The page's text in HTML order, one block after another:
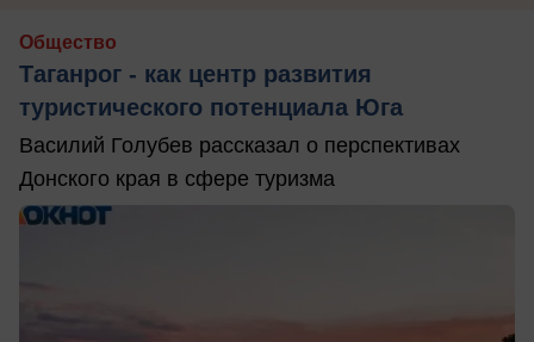
Общество
Таганрог - как центр развития
туристического потенциала Юга
Василий Голубев рассказал о перспективах
Донского края в сфере туризма